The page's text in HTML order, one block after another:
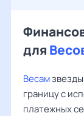
для
Весам
границу с
платежных